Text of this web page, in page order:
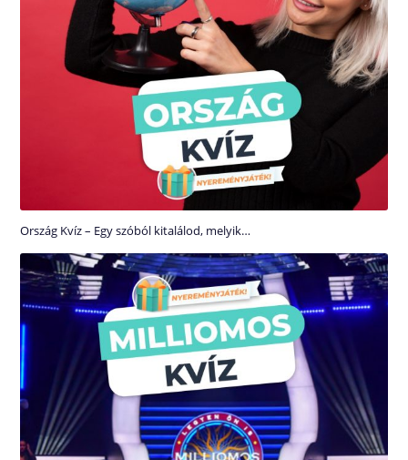
Ország Kvíz – Egy szóból kitalálod, melyik…